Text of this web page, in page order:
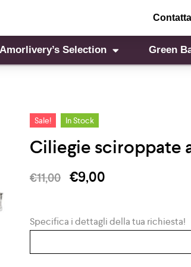
Amorlivery’s Selection Green
Sale! In Stock
Ciliegie sciroppate
€11,00 €9,00
Specifica i dettagli della tua richiesta!